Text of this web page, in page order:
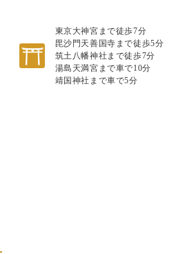
東京大神宮まで徒歩7分
毘沙門天善国寺まで徒歩5分
筑土八幡神社まで徒歩7分
湯島天満宮まで車で10分
靖国神社まで車で5分